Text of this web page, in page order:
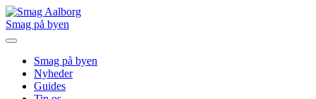
Smag på byen
Smag på byen
Nyheder
Guides